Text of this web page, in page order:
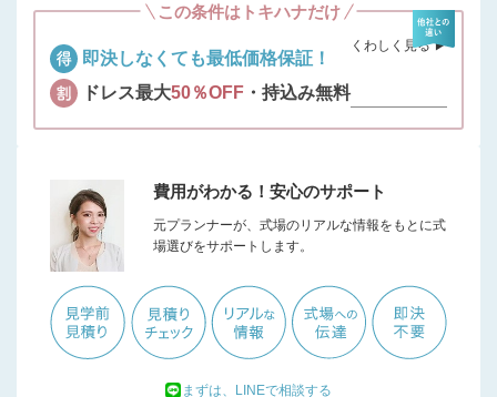
この条件はトキハナだけ
即決しなくても最低価格保証！
ドレス最大50％OFF ・持込み無料
くわしく見る ▶︎
費用がわかる！安心のサポート
元プランナーが、式場のリアルな情報をもとに式
場選びをサポートします。
まずは、LINEで相談する